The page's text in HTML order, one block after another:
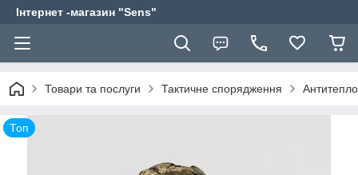
Інтернет -магазин "Sens"
Товари та послуги Тактичне спорядження
Топ